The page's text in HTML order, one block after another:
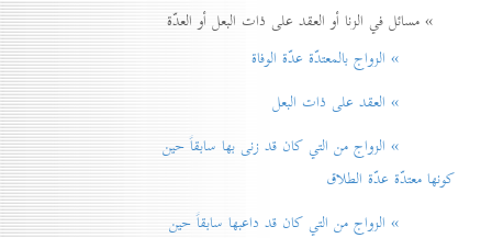
» مسائل في الزنا أو العقد على ذات البعل أو العدّة
» الزواج بالمعتدّة عدّة الوفاة
» العقد على ذات البعل
» الزواج من التي كان قد زنی بها سابقاً حين
كونها معتدّة عدّة الطلاق
» الزواج من التي كان قد داعبها سابقاً حين